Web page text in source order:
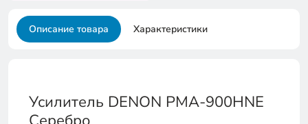
Описание товара Характеристики
Усилитель DENON PMA-900HNE